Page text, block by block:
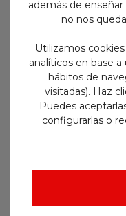
vuestra
Por eso, todos
recibido
academia, de
sea, o todos
ofrecido tratos
un contenido
Y sí,por
declinado este
además de
no nos
Utilizamos
analíticos en base
hábitos de
visitadas). Haz
Puedes
configurarlas o